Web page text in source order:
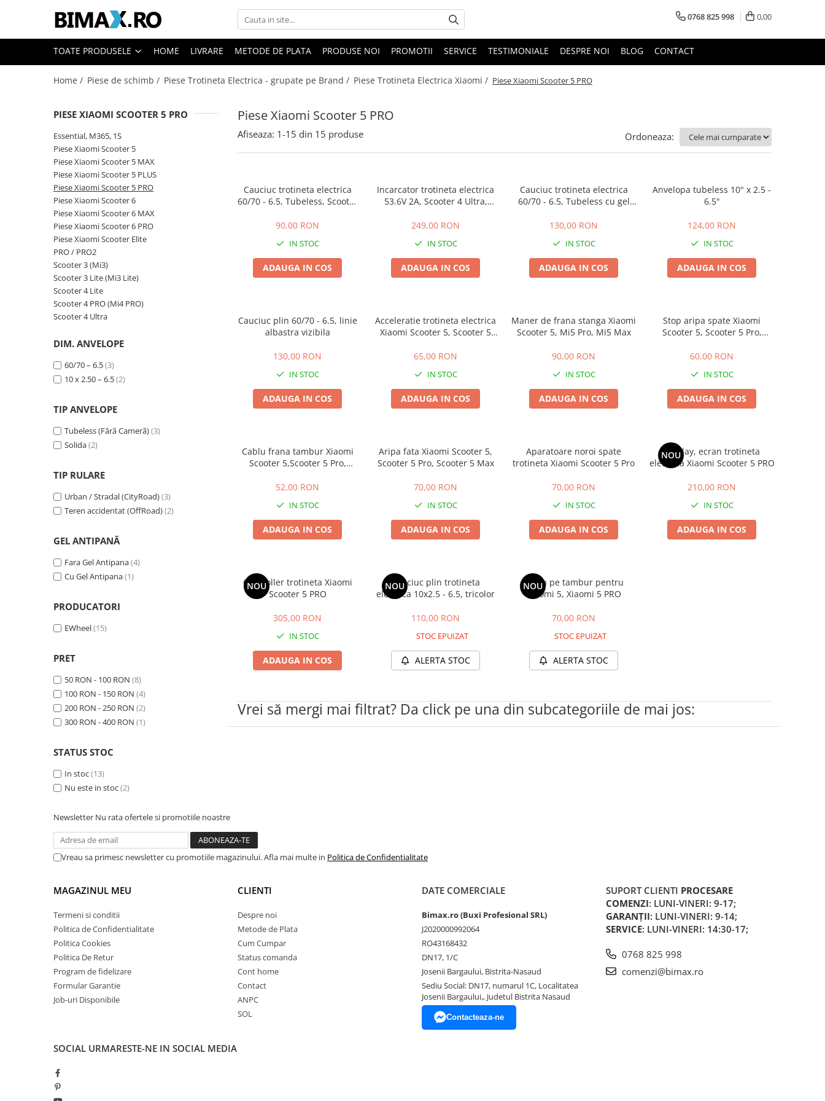
Toate Produsele
Triciclete Electrice
➔ Cu 2 Locuri
➔ Acoperita
➔ Adulti - Fara permis
➔ Adulti - 2 Locuri
➔ Adulti - cu Cabina
➔ Cu 3 Roti
➔ Cu Cabina
➔ Cu Cabina fara Permis
➔ Cu Cabina Inchisa
➔ Cu Remorca
➔ Cu Remorca Fara Permis
➔ Cu Volan
➔ Fara Permis
Incarcatoare
Masini Electrice
Masina Electrica RDB
Masina Electrica 25 km/h
Masina Electrica 2 Locuri fara
Scutere Electrice
Cu 3 Roti fara Permis
0768 825 998 0,00
TOATE PRODUSELE HOME LIVRARE METODE DE PLATA PRODUSE NOI PROMOTII SERVICE TESTIMONIALE DESPRE NOI BLOG CONTACT
Home / Piese de schimb / Piese Trotineta Electrica - grupate pe Brand / Piese Trotineta Electrica Xiaomi / Piese Xiaomi Scooter 5 PRO
Piese Xiaomi Scooter 5 PRO
PIESE XIAOMI SCOOTER 5 PRO
Essential, M365, 1S
Piese Xiaomi Scooter 5
Piese Xiaomi Scooter 5 MAX
Piese Xiaomi Scooter 5 PLUS
Piese Xiaomi Scooter 5 PRO
Piese Xiaomi Scooter 6
Piese Xiaomi Scooter 6 MAX
Piese Xiaomi Scooter 6 PRO
Piese Xiaomi Scooter Elite
PRO / PRO2
Scooter 3 (Mi3)
Scooter 3 Lite (Mi3 Lite)
Scooter 4 Lite
Scooter 4 PRO (Mi4 PRO)
Scooter 4 Ultra
DIM. ANVELOPE
60/70 – 6.5(3)
10 x 2.50 – 6.5(2)
TIP ANVELOPE
Tubeless (Fără Cameră)(3)
Solida(2)
TIP RULARE
Urban / Stradal (CityRoad)(3)
Teren accidentat (OffRoad)(2)
GEL ANTIPANĂ
Fara Gel Antipana(4)
Cu Gel Antipana(1)
PRODUCATORI
EWheel(15)
PRET
50 RON - 100 RON (8)
100 RON - 150 RON (4)
200 RON - 250 RON (2)
300 RON - 400 RON (1)
STATUS STOC
In stoc(13)
Nu este in stoc(2)
Afiseaza: 1-15 din 15 produse Ordoneaza:
Cauciuc trotineta electrica
60/70 - 6.5, Tubeless, Scooter
90,00 RON
IN STOC
ADAUGA IN COS
Incarcator trotineta electrica
53.6V 2A, Scooter 4 Ultra,
PRO
249,00 RON
IN STOC
ADAUGA IN COS
Cauciuc trotineta electrica
60/70 - 6.5, Tubeless cu gel
130,00 RON
IN STOC
ADAUGA IN COS
Anvelopa tubeless 10" x 2.5 -
6.5"
124,00 RON
IN STOC
ADAUGA IN COS
Cauciuc plin 60/70 - 6.5, linie
albastra vizibila
130,00 RON
IN STOC
ADAUGA IN COS
Acceleratie trotineta electrica
Xiaomi Scooter 5, Scooter 5
65,00 RON
IN STOC
ADAUGA IN COS
Maner de frana stanga Xiaomi
Scooter 5, Mi5 Pro, Mi5 Max
90,00 RON
IN STOC
ADAUGA IN COS
Stop aripa spate Xiaomi
Scooter 5, Scooter 5 Pro,
60,00 RON
IN STOC
ADAUGA IN COS
Cablu frana tambur Xiaomi
Scooter 5,Scooter 5 Pro,
52,00 RON
IN STOC
ADAUGA IN COS
Aripa fata Xiaomi Scooter 5,
Scooter 5 Pro, Scooter 5 Max
70,00 RON
IN STOC
ADAUGA IN COS
Aparatoare noroi spate
trotineta Xiaomi Scooter 5 Pro
70,00 RON
IN STOC
ADAUGA IN COS
NOU
Display, ecran trotineta
electrica Xiaomi Scooter 5 PRO
210,00 RON
IN STOC
ADAUGA IN COS
NOU
Controller trotineta Xiaomi
Scooter 5 PRO
305,00 RON
IN STOC
ADAUGA IN COS
NOU
Cauciuc plin trotineta
electrica 10x2.5 - 6.5, tricolor
110,00 RON
STOC EPUIZAT
ALERTA STOC
NOU
Frana pe tambur pentru
Xiaomi 5, Xiaomi 5 PRO
70,00 RON
STOC EPUIZAT
ALERTA STOC
Vrei să mergi mai filtrat? Da click pe una din subcategoriile de mai jos:
Newsletter Nu rata ofertele si promotiile noastre
Vreau sa primesc newsletter cu promotiile magazinului. Afla mai multe in Politica de Confidentialitate
MAGAZINUL MEU
Termeni si conditii
Politica de Confidentialitate
Politica Cookies
Politica De Retur
Program de fidelizare
Formular Garantie
Job-uri Disponibile
CLIENTI
Despre noi
Metode de Plata
Cum Cumpar
Status comanda
Cont home
Contact
ANPC
SOL
DATE COMERCIALE
Bimax.ro (Buxi Profesional SRL)
J2020000992064
RO43168432
DN17, 1/C
Josenii Bargaului, Bistrita-Nasaud
Sediu Social: DN17, numarul 1C, Localitatea
Josenii Bargaului,, Judetul Bistrita Nasaud
Contacteaza-ne
SUPORT CLIENTI PROCESARE
COMENZI: LUNI-VINERI: 9-17;
GARANȚII: LUNI-VINERI: 9-14;
SERVICE: LUNI-VINERI: 14:30-17;
0768 825 998
comenzi@bimax.ro
SOCIAL URMARESTE-NE IN SOCIAL MEDIA